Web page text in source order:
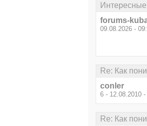
forums-
09.08.2026 -
Re: Как
conler
6 - 12.08.2010
Re: Как